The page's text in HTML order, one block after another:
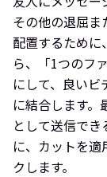
その他の退屈ま
配置するために
ら、「1つのフ
にして、良い
に結合します
として送信で
に、カットを
クします。